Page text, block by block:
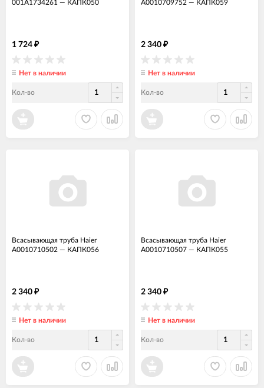
001A1734261 — КАПК050
1 724 ₽
Нет в наличии
Кол-во
A0010709752 — КАПК059
2 340 ₽
Нет в наличии
Кол-во
Всасывающая труба Haier
A0010710502 — КАПК056
2 340 ₽
Нет в наличии
Кол-во
Всасывающая труба Haier
A0010710507 — КАПК055
2 340 ₽
Нет в наличии
Кол-во